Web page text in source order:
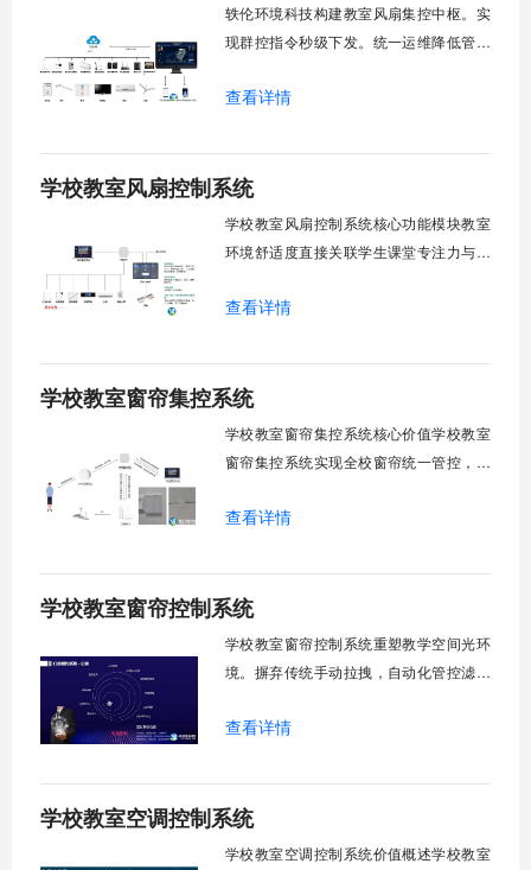
轶伦环境科技构建教室风扇集控中枢。实
现群控指令秒级下发。统一运维降低管理
巡检盲区。保障教学环境温湿度适宜。数
块清单：远程集中控制。智能定时调度。
环境自适应调节。能耗监测统计。故障预
查看详情
学校教室风扇控制系统
学校教室风扇控制系统核心功能模块教室
环境舒适度直接关联学生课堂专注力与学
领域，打造教室风扇控制系统，实现温度
分组联动、安全防护六大模块一体化运
行，为学校提供精细化风扇管理方案。
查看详情
学校教室窗帘集控系统
学校教室窗帘集控系统核心价值学校教室
窗帘集控系统实现全校窗帘统一管控，提
能化改造后，一键完成全校窗帘开合，节
生视力健康，营造舒适教学环境。节能减
排效果显著，延长窗帘使用寿命，降低学
查看详情
学校教室窗帘控制系统
学校教室窗帘控制系统重塑教学空间光环
境。摒弃传统手动拉拽，自动化管控滤除
足，节能降耗。精准适配多媒体教学、考
能智慧校园生态升级。智能光感调节1. 动
态光照追踪实时捕捉室外照度参数。光照
查看详情
学校教室空调控制系统
学校教室空调控制系统价值概述学校教室